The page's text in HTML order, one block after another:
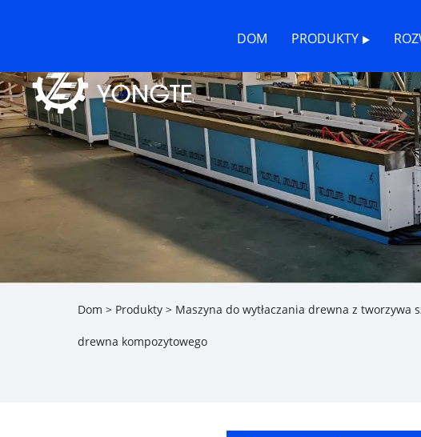
DOM PRODUKTY
Dom > Produkty > Maszyna do wytłaczania drewna z tworzywa
drewna kompozytowego